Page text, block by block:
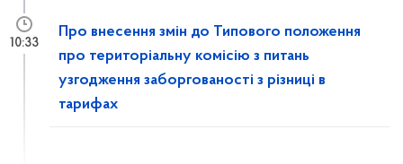
Про внесення змін до Типового положення
про територіальну комісію з питань
узгодження заборгованості з різниці в
тарифах
10:33